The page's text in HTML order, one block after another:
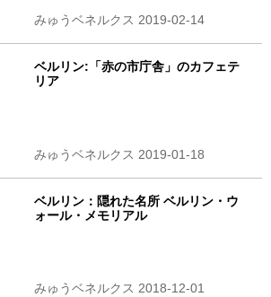
みゅうベネルクス 2019-02-14
ベルリン:「赤の市庁舎」のカフェテ
リア
みゅうベネルクス 2019-01-18
ベルリン：隠れた名所 ベルリン・ウ
ォール・メモリアル
みゅうベネルクス 2018-12-01